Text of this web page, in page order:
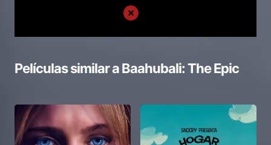
Películas similar aBaahubali: The Epic